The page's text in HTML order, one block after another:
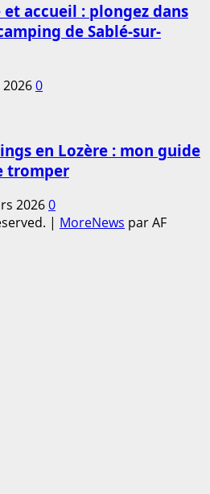
accueil : plongez dans
de Sablé-sur-
0
en Lozère : mon guide
tromper
20260
| MoreNews par AF